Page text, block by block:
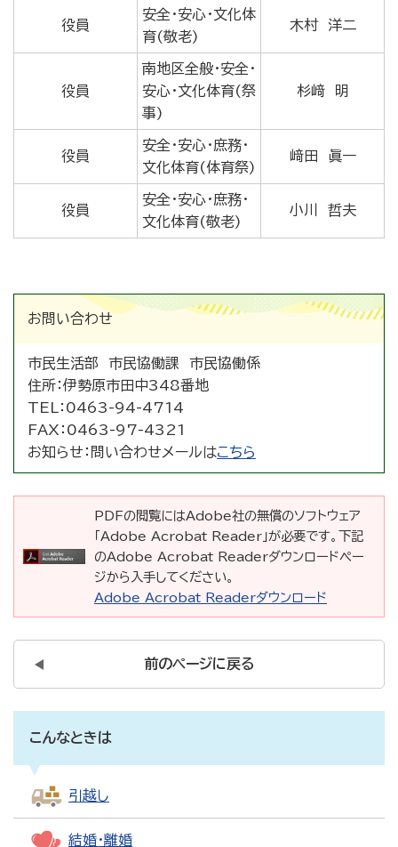
役員
安全・安心・文化体
育(敬老)
木村 洋二
役員
南地区全般・安全・
安心・文化体育(祭
事)
杉﨑 明
役員
安全・安心・庶務・
文化体育(体育祭)
﨑田 眞一
役員
安全・安心・庶務・
文化体育(敬老)
小川 哲夫
お問い合わせ
市民生活部 市民協働課 市民協働係
住所：伊勢原市田中348番地
TEL： 0463-94-4714
FAX： 0463-97-4321
お知らせ： 問い合わせメールはこちら
PDFの閲覧にはAdobe社の無償のソフトウェア
「Adobe Acrobat Reader」が必要です。下記
のAdobe Acrobat Readerダウンロードペー
ジから入手してください。
Adobe Acrobat Readerダウンロード
前のページに戻る
こんなときは
引越し
結婚・離婚